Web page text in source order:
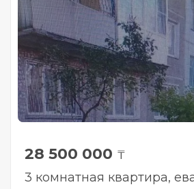
28 500 000 ₸
3 комнатная квартира,